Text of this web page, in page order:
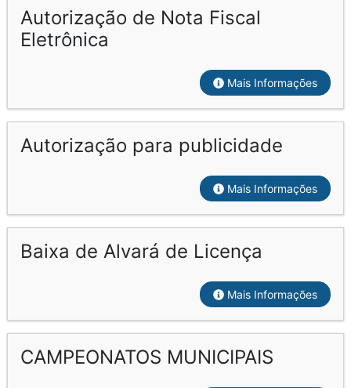
Autorização de Nota Fiscal
Eletrônica
Mais Informações
Autorização para publicidade
Mais Informações
Baixa de Alvará de Licença
Mais Informações
CAMPEONATOS MUNICIPAIS